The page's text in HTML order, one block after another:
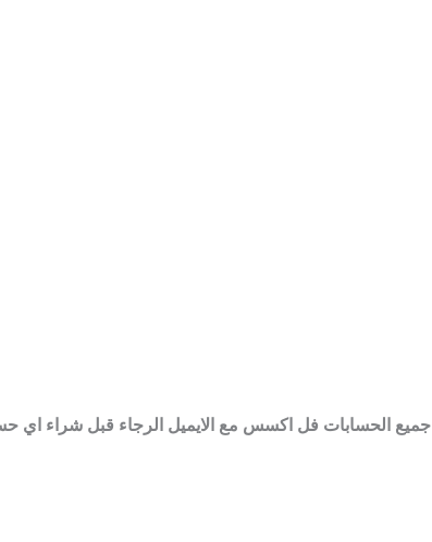
جميع الحسابات فل اكسس مع الايميل الرجاء قبل شراء اي